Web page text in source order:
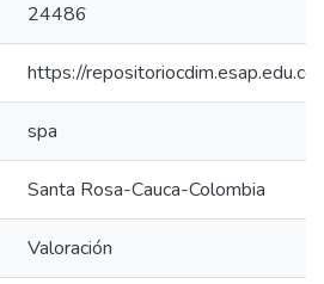
24486
https://
spa
Santa Rosa-Cauca-Colombia
Valoración